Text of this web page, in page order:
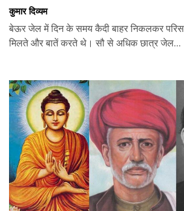
कुमार दिव्यम
बेऊर जेल में दिन के समय कैदी बाहर निकलकर
मिलते और बातें करते थे। सौ से अधिक छात्र जेल...